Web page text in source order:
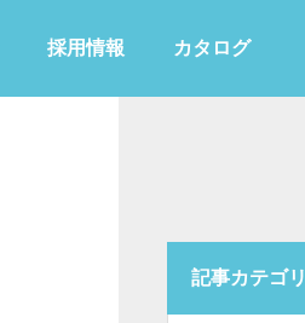
採用情報 カタログ
記事カテゴリ